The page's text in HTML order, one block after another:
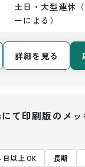
土日・大型連休
ーによる）
詳細を見る
て印刷版のメ
日以上 OK 長期